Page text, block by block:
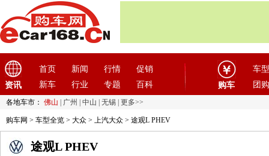
资讯
首页 新闻 行情
促销
新车
行业 专题 百科 购车
车型
团购
各地车市： 佛山 广州 中山 无锡 更多>>
购车网 > 车型全览 > 大众 > 上汽大众 > 途观L PHEV
途观L PHEV